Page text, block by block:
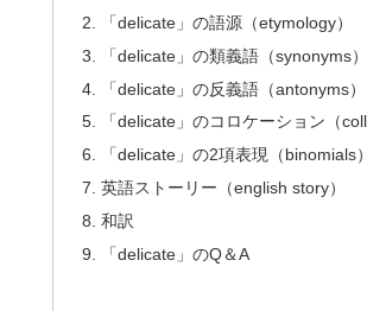
「delicate」の語源（etymology）
「delicate」の類義語（synonyms）
「delicate」の反義語（antonyms）
「delicate」のコロケーション（
「delicate」の2項表現（binomials）
英語ストーリー（english story）
和訳
「delicate」のQ＆A